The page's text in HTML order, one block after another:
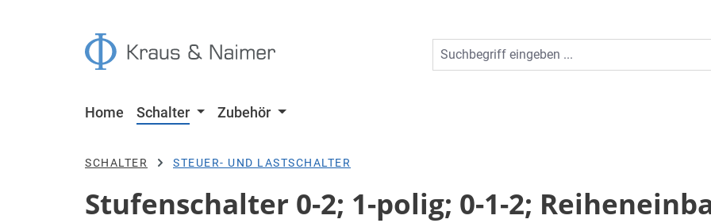
Home Schalter Zubehör
SCHALTER STEUER- UND LASTSCHALTER
Stufenschalter 0-2; 1-polig; 0-1-2;